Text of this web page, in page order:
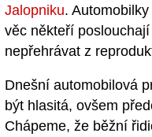
Jalopniku.
věc někteří
nepřehrávat z
Dnešní automobilová
být hlasitá, ovšem
Chápeme, že běžní